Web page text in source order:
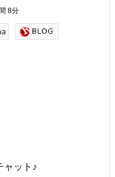
8分
ャット♪